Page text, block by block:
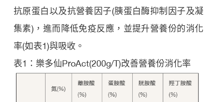
抗原蛋白以及抗營養因子(胰蛋白酶抑制因子及凝
集素)，進而降低免疫反應，並提升營養份的消化
率(如表1)與吸收。
表1：樂多仙ProAct(200g/T)改善營養份消化率